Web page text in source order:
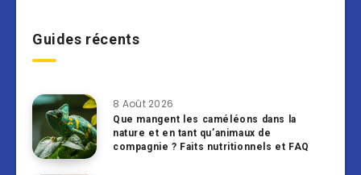
Guides récents
8 Août 2026
Que mangent les caméléons dans la
nature et en tant qu’animaux de
compagnie ? Faits nutritionnels et FAQ